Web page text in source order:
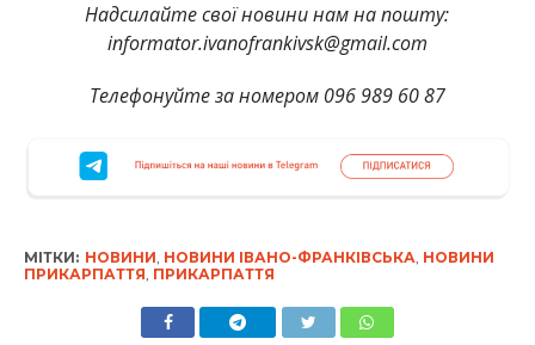
Надсилайте свої новини нам на пошту:
informator.ivanofrankivsk@gmail.com
Телефонуйте за номером 096 989 60 87
МІТКИ: НОВИНИ НОВИНИ ІВАНО-ФРАНКІВСЬКА НОВИНИ
ПРИКАРПАТТЯ ПРИКАРПАТТЯ